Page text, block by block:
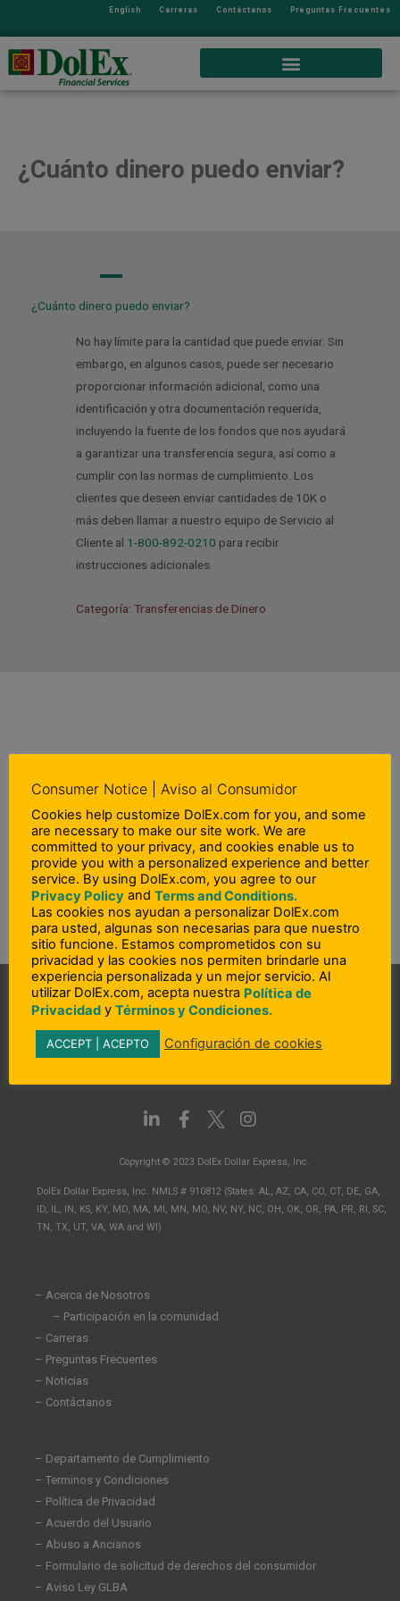
English Carreras Contáctanos Preguntas Frecuentes
¿Cuánto dinero puedo enviar?
A
¿Cuánto dinero puedo enviar?
No hay límite para la cantidad que puede enviar. Sin
embargo, en algunos casos, puede ser necesario
proporcionar información adicional, como una
identificación y otra documentación requerida,
incluyendo la fuente de los fondos que nos ayudará
a garantizar una transferencia segura, así como a
cumplir con las normas de cumplimiento. Los
clientes que deseen enviar cantidades de 10K o
más deben llamar a nuestro equipo de Servicio al
Cliente al 1-800-892-0210 para recibir
instrucciones adicionales.
Categoría: Transferencias de Dinero
Previo ¿Qué información necesito para enviar dinero? ¿Cómo puedo obtener el mejor tipo de cambio?
L
i
k
e
d
i
n
F
a
e
b
o
o
I
n
t
a
g
Copyright © 2023 DolEx Dollar Express, Inc.
DolEx Dollar Express, Inc. NMLS # 910812 (States: AL, AZ, CA, CO, CT, DE, GA,
ID, IL, IN, KS, KY, MD, MA, MI, MN, MO, NV, NY, NC, OH, OK, OR, PA, PR, RI, SC,
TN, TX, UT, VA, WA and WI)
– Acerca de Nosotros
– Participación en la comunidad
– Carreras
– Preguntas Frecuentes
– Noticias
– Contáctanos
– Departamento de Cumplimiento
– Terminos y Condiciones
– Política de Privacidad
– Acuerdo del Usuario
– Abuso a Ancianos
– Formulario de solicitud de derechos del consumidor
– Aviso Ley GLBA
Consumer Notice | Aviso al Consumidor
Cookies help customize DolEx.com for you, and some
are necessary to make our site work. We are
committed to your privacy, and cookies enable us to
provide you with a personalized experience and better
service. By using DolEx.com, you agree to our
Privacy Policy and Terms and Conditions.
Las cookies nos ayudan a personalizar DolEx.com
para usted, algunas son necesarias para que nuestro
sitio funcione. Estamos comprometidos con su
privacidad y las cookies nos permiten brindarle una
experiencia personalizada y un mejor servicio. Al
utilizar DolEx.com, acepta nuestra Política de
Privacidad y Términos y Condiciones.
ACCEPT | ACEPTO Configuración de cookies